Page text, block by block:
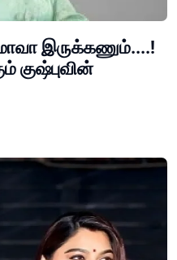
இருக்கணும்....!
குஷ்புவின்